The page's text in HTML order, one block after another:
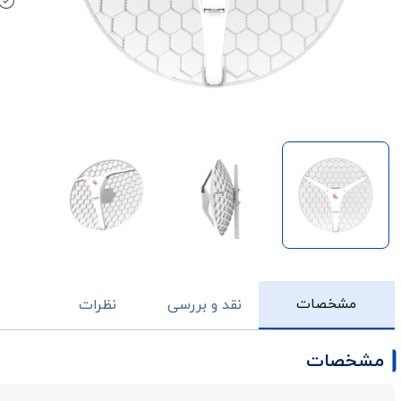
مشخصات نقد و بررسی نظرات
مشخصات